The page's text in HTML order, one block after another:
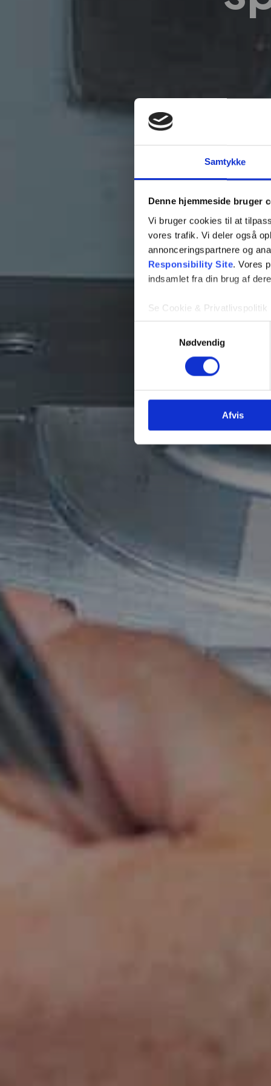
Samtykke
Denne hjemmeside bruger
Vi bruger cookies til at
vores trafik. Vi deler også
annonceringspartnere og
Responsibility Site. Vores
indsamlet fra din brug af
Se Cookie & Privatlivspolitik
Nødvendig
Afvis